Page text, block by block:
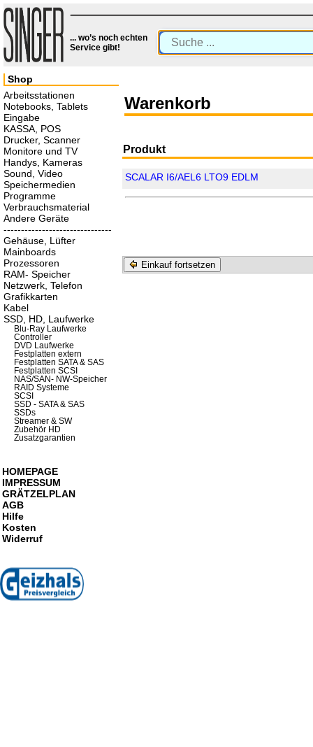
... wo’s noch echten
Service gibt!
Warenkorb
Produkt
SCALAR I6/AEL6 LTO9 EDLM
Einkauf fortsetzen
Shop
Arbeitsstationen
Notebooks, Tablets
Eingabe
KASSA, POS
Drucker, Scanner
Monitore und TV
Handys, Kameras
Sound, Video
Speichermedien
Programme
Verbrauchsmaterial
Andere Geräte
-------------------------------
Gehäuse, Lüfter
Mainboards
Prozessoren
RAM- Speicher
Netzwerk, Telefon
Grafikkarten
Kabel
SSD, HD, Laufwerke
Blu-Ray Laufwerke
Controller
DVD Laufwerke
Festplatten extern
Festplatten SATA & SAS
Festplatten SCSI
NAS/SAN- NW-Speicher
RAID Systeme
SCSI
SSD - SATA & SAS
SSDs
Streamer & SW
Zubehör HD
Zusatzgarantien
HOMEPAGE
IMPRESSUM
GRÄTZELPLAN
AGB
Hilfe
Kosten
Widerruf